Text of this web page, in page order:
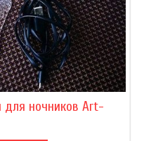
для ночников Art-